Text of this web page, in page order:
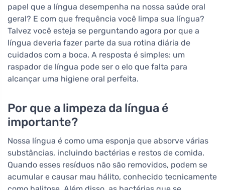
papel que a língua desempenha na nossa saúde oral
geral? E com que frequência você limpa sua língua?
Talvez você esteja se perguntando agora por que a
língua deveria fazer parte da sua rotina diária de
cuidados com a boca. A resposta é simples: um
raspador de língua pode ser o elo que falta para
alcançar uma higiene oral perfeita.
Por que a limpeza da língua é
importante?
Nossa língua é como uma esponja que absorve várias
substâncias, incluindo bactérias e restos de comida.
Quando esses resíduos não são removidos, podem se
acumular e causar mau hálito, conhecido tecnicamente